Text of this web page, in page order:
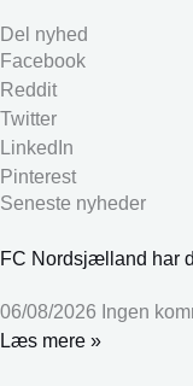
Del nyhed
Facebook
Reddit
Twitter
LinkedIn
Pinterest
Seneste nyheder
FC Nordsjælland har
06/08/2026 Ingen
Læs mere »